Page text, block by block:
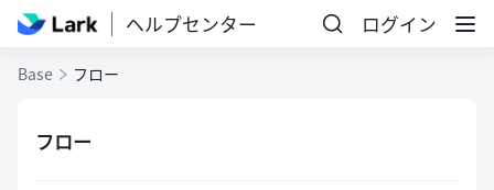
ヘルプセンター ログイン
Base フロー
フロー